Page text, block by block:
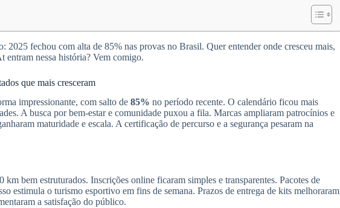
2025 fechou com alta de 85% nas provas no Brasil. Quer entender onde cresceu mais,
nessa história? Vem comigo.
que mais cresceram
impressionante, com salto de 85% no período recente. O calendário ficou mais
A busca por bem-estar e comunidade puxou a fila. Marcas ampliaram patrocínios e
maturidade e escala. A certificação de percurso e a segurança pesaram na
bem estruturados. Inscrições online ficaram simples e transparentes. Pacotes de
estimula o turismo esportivo em fins de semana. Prazos de entrega de kits melhoraram
a satisfação do público.